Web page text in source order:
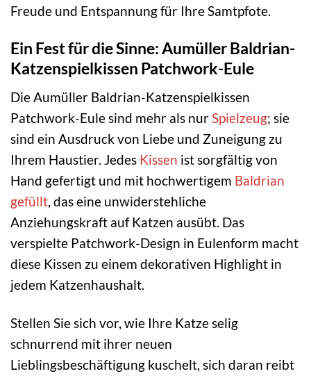
Freude und Entspannung für Ihre Samtpfote.
Ein Fest für die Sinne: Aumüller Baldrian-
Katzenspielkissen Patchwork-Eule
Die Aumüller Baldrian-Katzenspielkissen
Patchwork-Eule sind mehr als nurSpielzeug; sie
sind ein Ausdruck von Liebe und Zuneigung zu
Ihrem Haustier. Jedes Kissen ist sorgfältig von
Hand gefertigt und mit hochwertigem Baldrian
gefüllt, das eine unwiderstehliche
Anziehungskraft auf Katzen ausübt. Das
verspielte Patchwork-Design in Eulenform macht
diese Kissen zu einem dekorativen Highlight in
jedem Katzenhaushalt.
Stellen Sie sich vor, wie Ihre Katze selig
schnurrend mit ihrer neuen
Lieblingsbeschäftigung kuschelt, sich daran reibt